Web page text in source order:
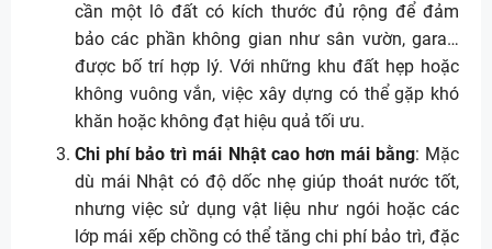
cần một lô đất có kích thước đủ rộng để đảm
bảo các phần không gian như sân vườn, gara…
được bố trí hợp lý. Với những khu đất hẹp hoặc
không vuông vắn, việc xây dựng có thể gặp khó
khăn hoặc không đạt hiệu quả tối ưu.
Chi phí bảo trì mái Nhật cao hơn mái bằng: Mặc
dù mái Nhật có độ dốc nhẹ giúp thoát nước tốt,
nhưng việc sử dụng vật liệu như ngói hoặc các
lớp mái xếp chồng có thể tăng chi phí bảo trì, đặc